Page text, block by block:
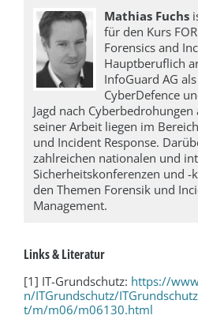
Mathias Fuchs
für den Kurs
Forensics and
Hauptberuflich
InfoGuard AG
CyberDefence
Jagd nach
seiner Arbeit liegen im
und Incident Response.
zahlreichen nationalen und
Sicherheitskonferenzen und -
den Themen Forensik und
Management.
Links & Literatur
[1] IT-Grundschutz: https://
n/ITGrundschutz/
t/m/m06/m06130.html